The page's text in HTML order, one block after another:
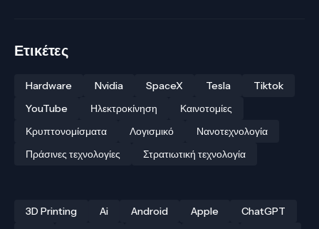
Ετικέτες
Hardware Nvidia SpaceX Tesla
Tiktok
YouTube
Ηλεκτροκίνηση
Καινοτομίες
Κρυπτονομίσματα
Λογισμικό
Νανοτεχνολογία
Πράσινες τεχνολογίες
Στρατιωτική τεχνολογία
3D Printing Ai Android Apple
ChatGPT